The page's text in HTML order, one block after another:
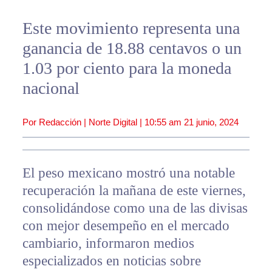
Este movimiento representa una
ganancia de 18.88 centavos o un
1.03 por ciento para la moneda
nacional
Por Redacción | Norte Digital | 10:55 am 21 junio, 2024
El peso mexicano mostró una notable
recuperación la mañana de este viernes,
consolidándose como una de las divisas
con mejor desempeño en el mercado
cambiario, informaron medios
especializados en noticias sobre